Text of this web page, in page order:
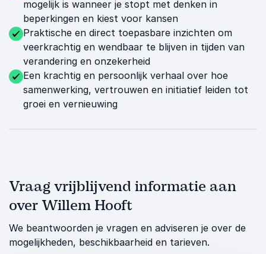
mogelijk is wanneer je stopt met denken in
beperkingen en kiest voor kansen
Praktische en direct toepasbare inzichten om
veerkrachtig en wendbaar te blijven in tijden van
verandering en onzekerheid
Een krachtig en persoonlijk verhaal over hoe
samenwerking, vertrouwen en initiatief leiden tot
groei en vernieuwing
Vraag vrijblijvend informatie aan
over Willem Hooft
We beantwoorden je vragen en adviseren je over de
mogelijkheden, beschikbaarheid en tarieven.